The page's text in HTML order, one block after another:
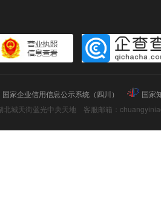
国家企业信用信息公示系统（四川）
国家
北城天街蓝光中央天地 客服邮箱：